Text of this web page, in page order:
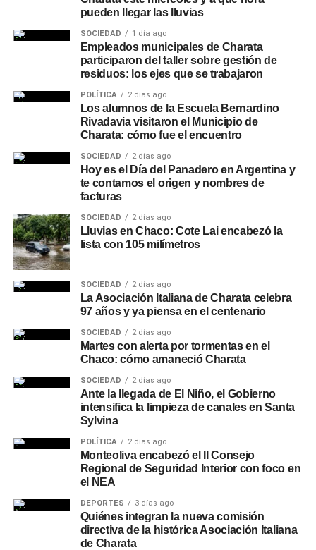
pueden llegar las lluvias
SOCIEDAD 1 día ago
Empleados municipales de Charata
participaron del taller sobre gestión de
residuos: los ejes que se trabajaron
POLÍTICA 2 días ago
Los alumnos de la Escuela Bernardino
Rivadavia visitaron el Municipio de
Charata: cómo fue el encuentro
SOCIEDAD 2 días ago
Hoy es el Día del Panadero en Argentina y
te contamos el origen y nombres de
facturas
SOCIEDAD 2 días ago
Lluvias en Chaco: Cote Lai encabezó la
lista con 105 milímetros
SOCIEDAD 2 días ago
La Asociación Italiana de Charata celebra
97 años y ya piensa en el centenario
SOCIEDAD 2 días ago
Martes con alerta por tormentas en el
Chaco: cómo amaneció Charata
SOCIEDAD 2 días ago
Ante la llegada de El Niño, el Gobierno
intensifica la limpieza de canales en Santa
Sylvina
POLÍTICA 2 días ago
Monteoliva encabezó el II Consejo
Regional de Seguridad Interior con foco en
el NEA
DEPORTES 3 días ago
Quiénes integran la nueva comisión
directiva de la histórica Asociación Italiana
de Charata